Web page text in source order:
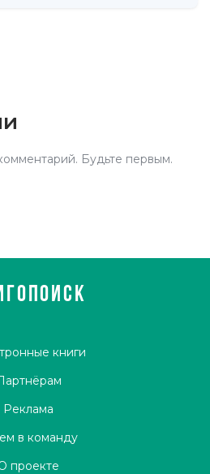
Будьте первым.
книги
Реклама
в команду
проекте